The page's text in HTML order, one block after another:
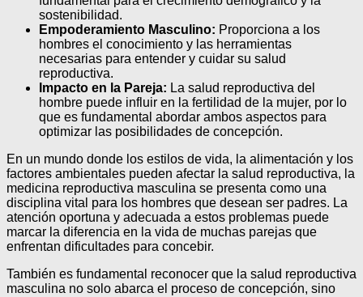
sostenibilidad.
Empoderamiento Masculino: Proporciona a los
hombres el conocimiento y las herramientas
necesarias para entender y cuidar su salud
reproductiva.
Impacto en la Pareja: La salud reproductiva del
hombre puede influir en la fertilidad de la mujer, por lo
que es fundamental abordar ambos aspectos para
optimizar las posibilidades de concepción.
En un mundo donde los estilos de vida, la alimentación y los
factores ambientales pueden afectar la salud reproductiva, la
medicina reproductiva masculina se presenta como una
disciplina vital para los hombres que desean ser padres. La
atención oportuna y adecuada a estos problemas puede
marcar la diferencia en la vida de muchas parejas que
enfrentan dificultades para concebir.
También es fundamental reconocer que la salud reproductiva
masculina no solo abarca el proceso de concepción, sino